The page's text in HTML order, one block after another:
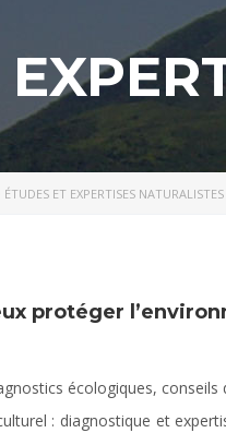
ÉTUDES ET EXPERTISES NATURALISTES
protéger
écologiques, conseils
: diagnostique et